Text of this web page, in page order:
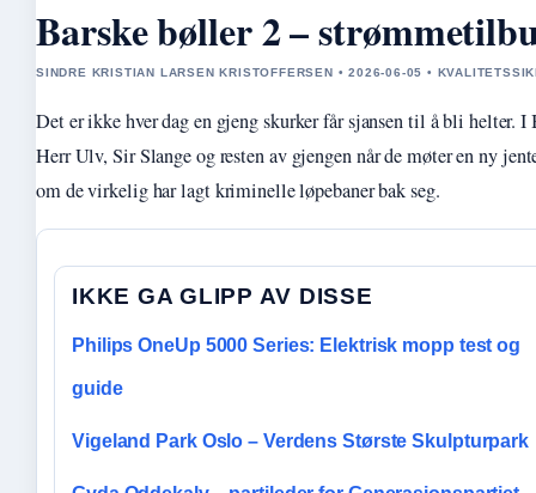
Barske bøller 2 –
SINDRE KRISTIAN LARSEN KRISTOFFERSEN • 2026-06-05 •
Det er ikke hver dag en gjeng skurker får sjansen til å bli helter.
Herr Ulv, Sir Slange og resten av gjengen når de møter en ny
om de virkelig har lagt kriminelle løpebaner bak seg.
IKKE GA GLIPP AV DISSE
Philips OneUp 5000 Series: Elektrisk mopp test og
guide
Vigeland Park Oslo – Verdens Største Skulpturpark